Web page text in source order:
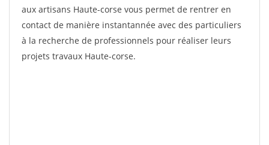
aux artisans Haute-corse vous permet de rentrer en
contact de manière instantannée avec des particuliers
à la recherche de professionnels pour réaliser leurs
projets travaux Haute-corse.